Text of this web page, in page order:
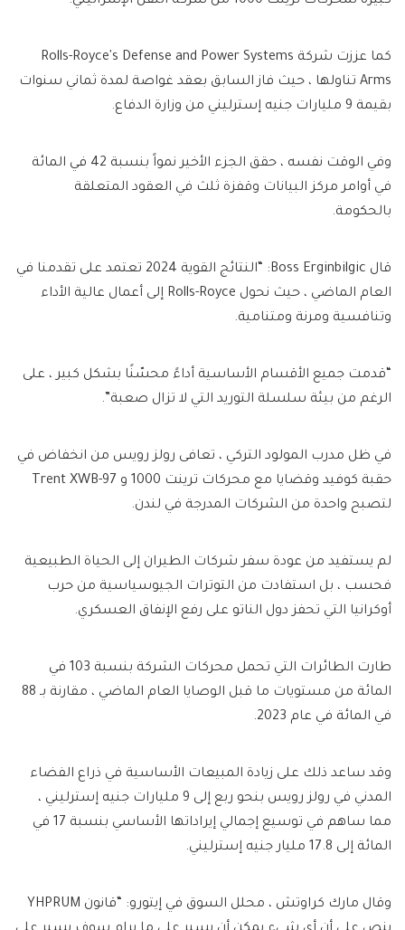
كما عززت شركة Rolls-Royce's Defense and Power Systems
Arms تناولها ، حيث فاز السابق بعقد غواصة لمدة ثماني سنوات
بقيمة 9 مليارات جنيه إسترليني من وزارة الدفاع.
وفي الوقت نفسه ، حقق الجزء الأخير نمواً بنسبة 42 في المائة
في أوامر مركز البيانات وقفزة ثلث في العقود المتعلقة
بالحكومة.
قال Boss Erginbilgic: “النتائج القوية 2024 تعتمد على تقدمنا ​​في
العام الماضي ، حيث نحول Rolls-Royce إلى أعمال عالية الأداء
وتنافسية ومرنة ومتنامية.
“قدمت جميع الأقسام الأساسية أداءً محسّنًا بشكل كبير ، على
الرغم من بيئة سلسلة التوريد التي لا تزال صعبة”.
في ظل مدرب المولود التركي ، تعافى رولز رويس من انخفاض في
حقبة كوفيد وقضايا مع محركات ترينت 1000 و Trent XWB-97
لتصبح واحدة من الشركات المدرجة في لندن.
لم يستفيد من عودة سفر شركات الطيران إلى الحياة الطبيعية
فحسب ، بل استفادت من التوترات الجيوسياسية من حرب
أوكرانيا التي تحفز دول الناتو على رفع الإنفاق العسكري.
طارت الطائرات التي تحمل محركات الشركة بنسبة 103 في
المائة من مستويات ما قبل الوصايا العام الماضي ، مقارنة بـ 88
في المائة في عام 2023.
وقد ساعد ذلك على زيادة المبيعات الأساسية في ذراع الفضاء
المدني في رولز رويس بنحو ربع إلى 9 مليارات جنيه إسترليني ،
مما ساهم في توسيع إجمالي إيراداتها الأساسي بنسبة 17 في
المائة إلى 17.8 مليار جنيه إسترليني.
وقال مارك كراوتش ، محلل السوق في إيتورو: “قانون YHPRUM